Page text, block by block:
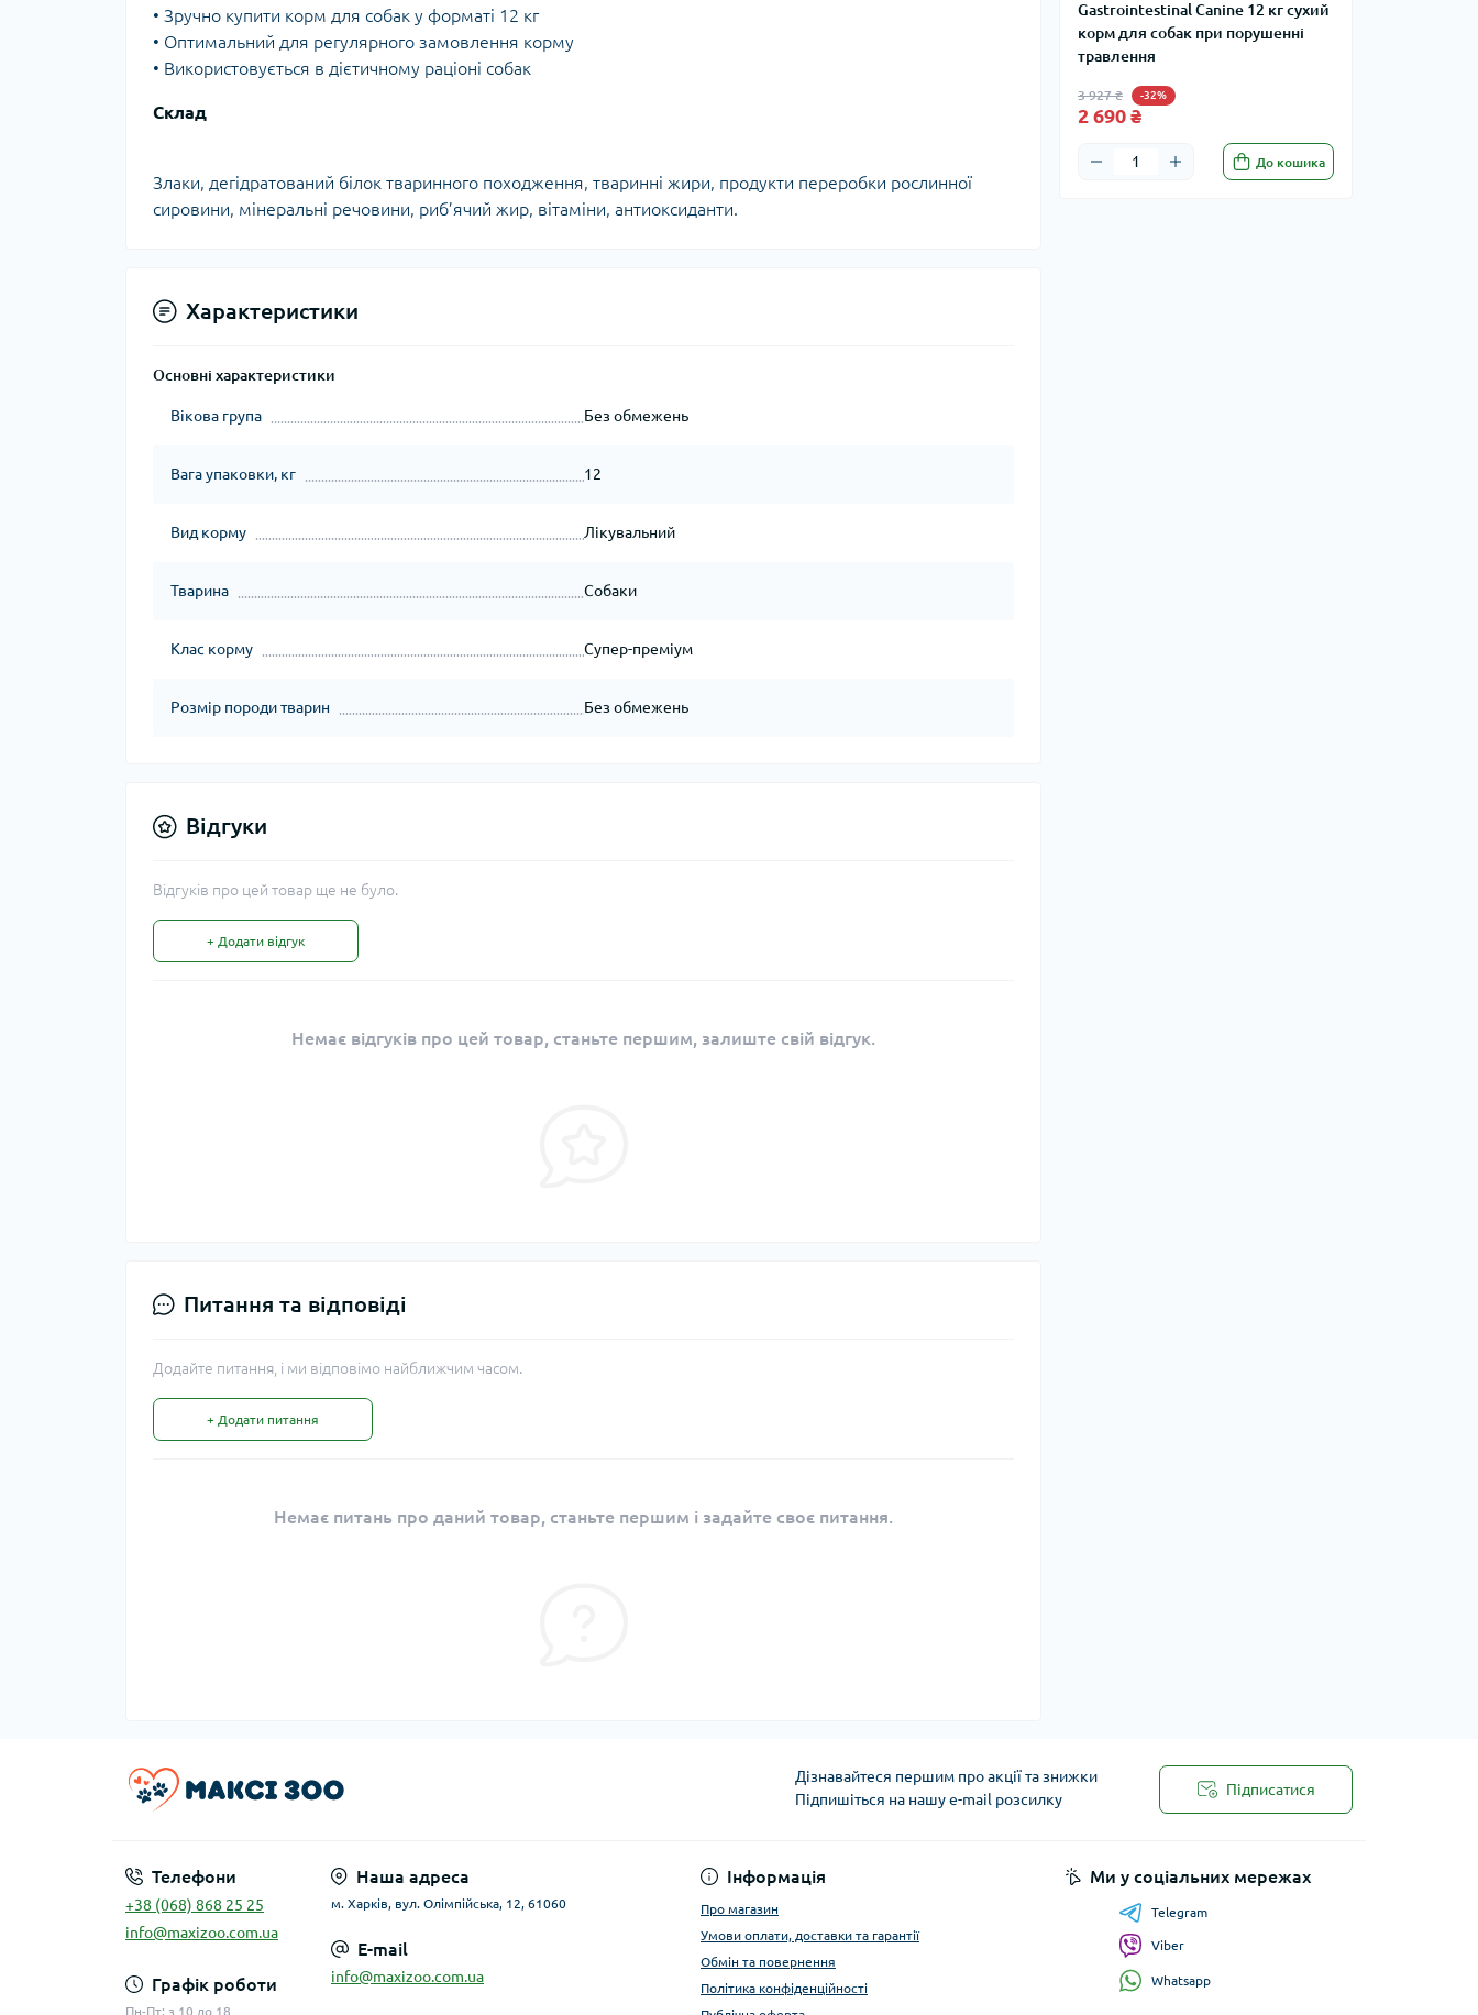
Gastrointestinal Canine 12 кг сухий
корм для собак при порушенні
травлення
3 927 ₴ -32%
2 690 ₴
До кошика
• Зручно купити корм для собак у форматі 12 кг
• Оптимальний для регулярного замовлення корму
• Використовується в дієтичному раціоні собак
Склад
Злаки, дегідратований білок тваринного походження, тваринні жири, продукти переробки рослинної
сировини, мінеральні речовини, риб’ячий жир, вітаміни, антиоксиданти.
Характеристики
Основні характеристики
Вікова група Без обмежень
Вага упаковки, кг 12
Вид корму Лікувальний
Тварина Собаки
Клас корму Супер-преміум
Розмір породи тварин Без обмежень
Відгуки
Відгуків про цей товар ще не було.
+ Додати відгук
Немає відгуків про цей товар, станьте першим, залиште свій відгук.
Питання та відповіді
Додайте питання, і ми відповімо найближчим часом.
+ Додати питання
Немає питань про даний товар, станьте першим і задайте своє питання.
Дізнавайтеся першим про акції та знижки
Підпишіться на нашу e-mail розсилку
Підписатися
Телефони
+38 (068) 868 25 25
info@maxizoo.com.ua
Графік роботи
Пн-Пт: з 10 до 18
Наша адреса
м. Харків, вул. Олімпійська, 12, 61060
E-mail
info@maxizoo.com.ua
Інформація
Про магазин
Умови оплати, доставки та гарантії
Обмін та повернення
Політика конфіденційності
Ми у соціальних мережах
Telegram
Viber
Whatsapp